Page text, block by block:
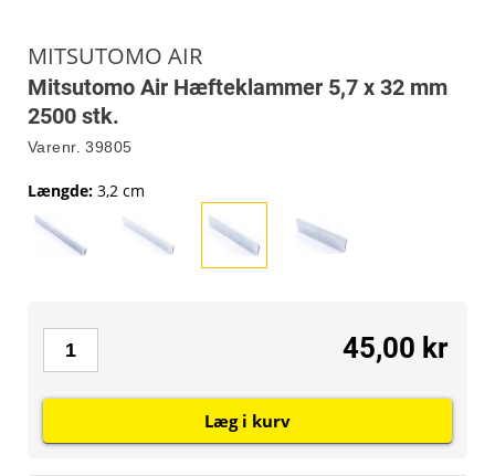
MITSUTOMO AIR
Mitsutomo Air Hæfteklammer 5,7 x 32 mm
2500 stk.
Varenr. 39805
Længde: 3,2 cm
45,00 kr
Læg i kurv